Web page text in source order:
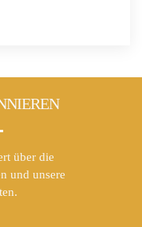
über die
und unsere